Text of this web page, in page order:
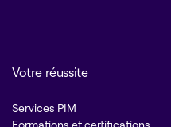
Votre réussite
Services PIM
Formations et certifications